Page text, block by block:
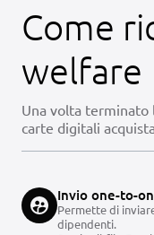
Come
welfare
Una volta terminato
carte digitali
Invio one-to-
Permette di
dipendenti.